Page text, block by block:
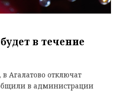
в течение
Агалатово отключат
в администрации